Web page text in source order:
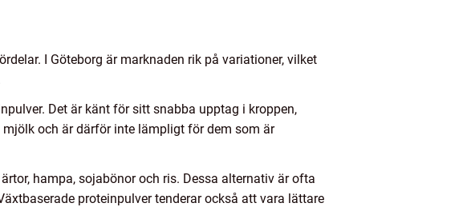
I Göteborg är marknaden rik på variationer, vilket
Det är känt för sitt snabba upptag i kroppen,
och är därför inte lämpligt för dem som är
hampa, sojabönor och ris. Dessa alternativ är ofta
proteinpulver tenderar också att vara lättare